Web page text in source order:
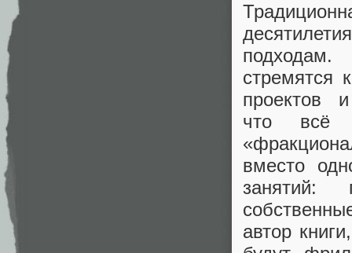
стремятся
проектов
что всё
вместо
занятий:
автор